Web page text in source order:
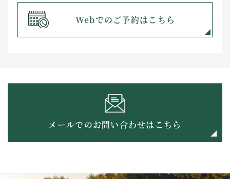
Webでのご予約はこちら
メールでのお問い合わせはこちら